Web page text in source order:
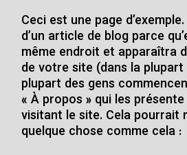
Ceci est une page
d’un article de blog parce
même endroit et apparaîtra
de votre site (dans la
plupart des gens
« À propos » qui les
visitant le site. Cela pourrait
quelque chose comme cela :